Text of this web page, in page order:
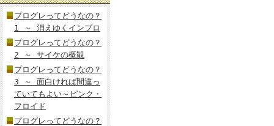
プログレってどうなの？
1 ～ 消えゆくインプロ
プログレってどうなの？
2 ～ サイケの概観
プログレってどうなの？
3 ～ 面白ければ間違っ
ていてもよい～ピンク・
フロイド
プログレってどうなの？